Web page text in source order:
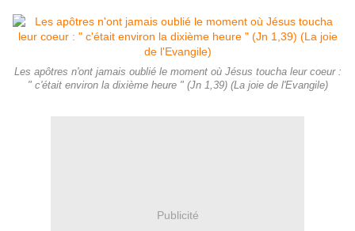
Les apôtres n'ont jamais oublié le moment où Jésus toucha leur coeur :
" c'était environ la dixième heure " (Jn 1,39) (La joie de l'Evangile)
Publicité